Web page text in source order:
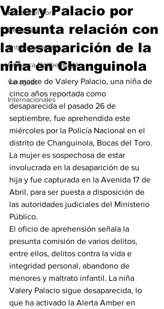
Bocas del Toro
Deportes
Entretenimiento
Comarca Ngäbe-Buglé
Veraguas
Internacionales
Valery Palacio por
presunta relación con
la desaparición de la
niña en Changuinola
La madre de Valery Palacio, una niña de
cinco años reportada como
desaparecida el pasado 26 de
septiembre, fue aprehendida este
miércoles por la Policía Nacional en el
distrito de Changuinola, Bocas del Toro.
La mujer es sospechosa de estar
involucrada en la desaparición de su
hija y fue capturada en la Avenida 17 de
Abril, para ser puesta a disposición de
las autoridades judiciales del Ministerio
Público.
El oficio de aprehensión señala la
presunta comisión de varios delitos,
entre ellos, delitos contra la vida e
integridad personal, abandono de
menores y maltrato infantil. La niña
Valery Palacio sigue desaparecida, lo
que ha activado la Alerta Amber en